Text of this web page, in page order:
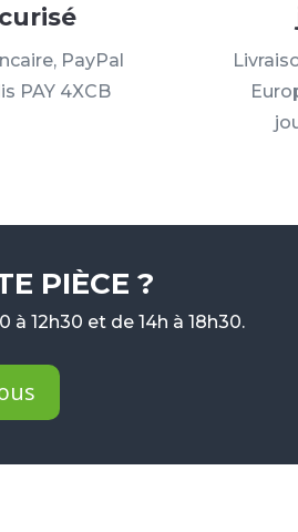
PayPal
PAY 4XCB
PIÈCE ?
12h30 et de 14h à 18h30.